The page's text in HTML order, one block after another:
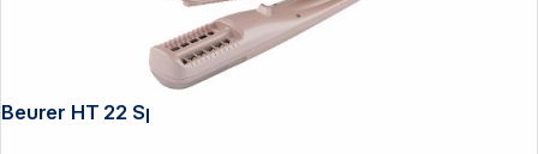
Beurer HT 22 Splissentferner